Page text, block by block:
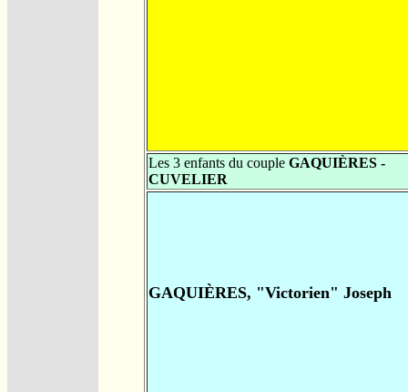
Les 3 enfants du couple GAQUIÈRES -
CUVELIER
GAQUIÈRES, "Victorien" Joseph